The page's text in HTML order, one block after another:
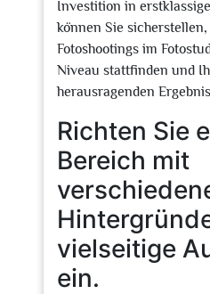
Investition in
können Sie sicherstellen,
Fotoshootings im
Niveau stattfinden und
herausragenden
Richten Sie
Bereich mit
vielseitige
ein.